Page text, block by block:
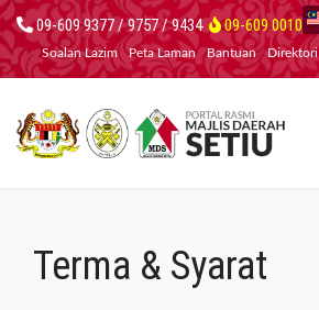
09-609 9377 / 9757 / 9434 09-609 0010
Soalan Lazim Peta Laman Bantuan Direktori
Terma & Syarat